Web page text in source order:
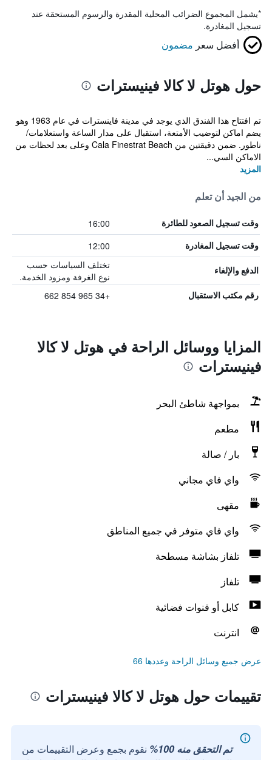
*يشمل المجموع الضرائب المحلية المقدرة والرسوم المستحقة عند
تسجيل المغادرة.
أفضل سعر مضمون
حول هوتل لا كالا فينيسترات
تم افتتاح هذا الفندق الذي يوجد في مدينة فاينسترات في عام 1963 وهو
يضم اماكن لتوضيب الأمتعة، استقبال على مدار الساعة واستعلامات/
ناطور. ضمن دقيقتين من Cala Finestrat Beach وعلى بعد لحظات من
الاماكن السي...
المزيد
من الجيد أن تعلم
وقت تسجيل الصعود للطائرة 16:00
وقت تسجيل المغادرة 12:00
الدفع والإلغاء
تختلف السياسات حسب
نوع الغرفة ومزود الخدمة.
رقم مكتب الاستقبال +34 965 854 662
المزايا ووسائل الراحة في هوتل لا كالا
فينيسترات
بمواجهة شاطئ البحر
مطعم
بار / صالة
واي فاي مجاني
مقهى
واي فاي متوفر في جميع المناطق
تلفاز بشاشة مسطحة
تلفاز
كابل أو قنوات فضائية
انترنت
عرض جميع وسائل الراحة وعددها 66
تقييمات حول هوتل لا كالا فينيسترات
تم التحقق منه 100%
نقوم بجمع وعرض التقييمات من